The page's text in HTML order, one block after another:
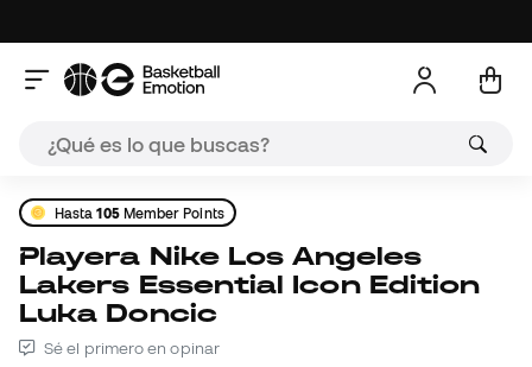
Hasta105Member Points
Playera Nike Los Angeles
Lakers Essential Icon Edition
Luka Doncic
Sé el primero en opinar